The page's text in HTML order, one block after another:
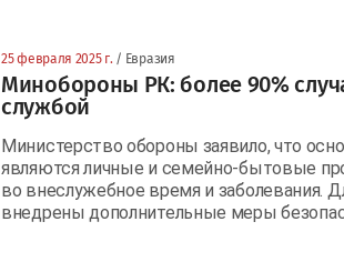
25 февраля 2025 г. / Евразия
Минобороны РК: более 90%
службой
Министерство обороны заявило, что
являются личные и семейно-бытовые
во внеслужебное время и заболевания.
внедрены дополнительные меры